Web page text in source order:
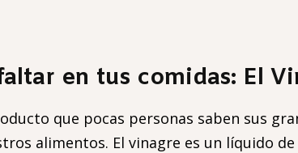
en tus comidas: El
que pocas personas saben sus
alimentos. El vinagre es un líquido